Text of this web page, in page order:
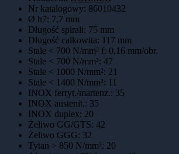
Nr katalogowy: 86010432
Ø h7: 7,7 mm
Długość spirali: 75 mm
Długość całkowita: 117 mm
Stale < 700 N/mm² f: 0,16 mm/obr.
Stale < 700 N/mm²: 47
Stale < 1000 N/mm²: 21
Stale < 1400 N/mm²: 11
INOX ferryt./martenz.: 35
INOX austenit.: 35
INOX duplex: 20
Żeliwo GG/GTS: 42
Żeliwo GGG: 32
Tytan > 850 N/mm²: 20